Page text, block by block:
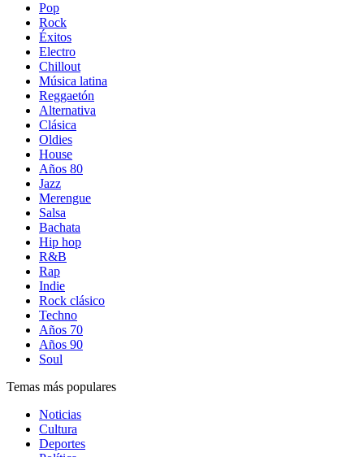
Pop
Rock
Éxitos
Electro
Chillout
Música latina
Reggaetón
Alternativa
Clásica
Oldies
House
Años 80
Jazz
Merengue
Salsa
Bachata
Hip hop
R&B
Rap
Indie
Rock clásico
Techno
Años 70
Años 90
Soul
Temas más populares
Noticias
Cultura
Deportes